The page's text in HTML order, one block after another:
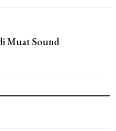
Muat Sound